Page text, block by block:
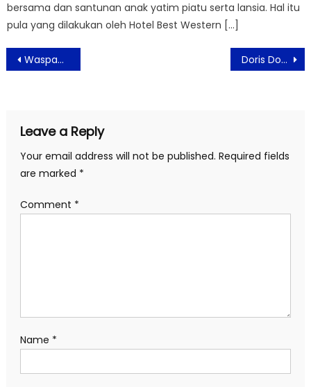
bersama dan santunan anak yatim piatu serta lansia. Hal itu
pula yang dilakukan oleh Hotel Best Western […]
Post
navigation
Waspadai Dampak Pancaroba Terhadap Kesehatan Doris Dorothea, Tas Kulit Dari Indonesia Ini Terkenal di Luar Negeri
Leave a Reply
Your email address will not be published. Required fields
are marked *
Comment *
Name *